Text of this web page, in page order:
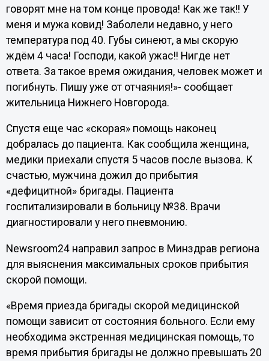
говорят мне на том конце провода! Как же так!! У
меня и мужа ковид! Заболели недавно, у него
температура под 40. Губы синеют, а мы скорую
ждём 4 часа! Господи, какой ужас!! Нигде нет
ответа. За такое время ожидания, человек может и
погибнуть. Пишу уже от отчаяния!»- сообщает
жительница Нижнего Новгорода.
Спустя еще час «скорая» помощь наконец
добралась до пациента. Как сообщила женщина,
медики приехали спустя 5 часов после вызова. К
счастью, мужчина дожил до прибытия
«дефицитной» бригады. Пациента
госпитализировали в больницу №38. Врачи
диагностировали у него пневмонию.
Newsroom24 направил запрос в Минздрав региона
для выяснения максимальных сроков прибытия
скорой помощи.
«Время приезда бригады скорой медицинской
помощи зависит от состояния больного. Если ему
необходима экстренная медицинская помощь, то
время прибытия бригады не должно превышать 20